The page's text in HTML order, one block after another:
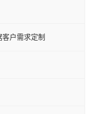
户需求定制